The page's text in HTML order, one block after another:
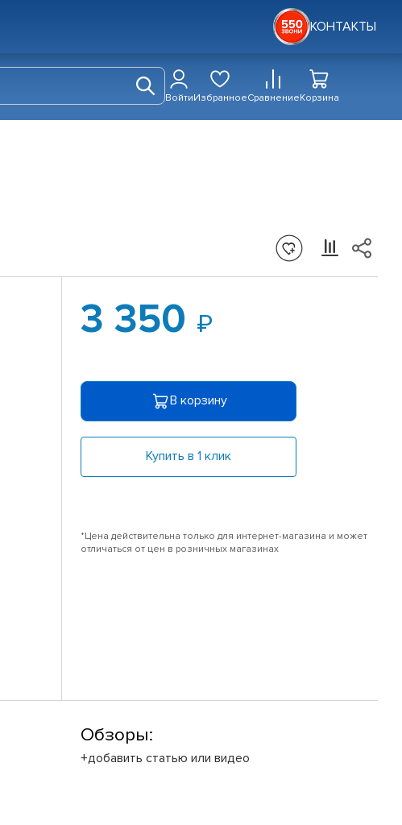
КОНТАКТЫ
ВойтиИзбранноеСравнениеКорзина
3 350
В корзину
Купить в 1 клик
*Цена действительна только для интернет-магазина и может
отличаться от цен в розничных магазинах
Обзоры:
+добавить статью или видео